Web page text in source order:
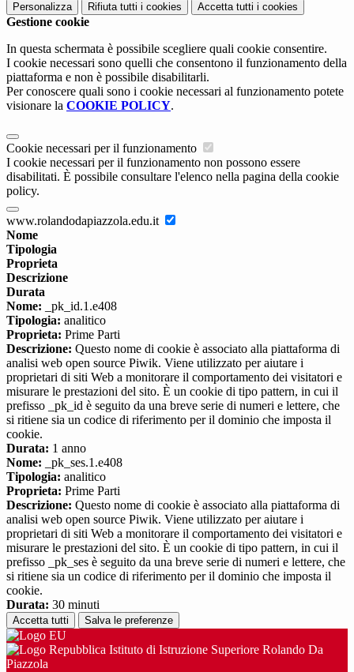
Personalizza Rifiuta tutti i cookies Accetta tutti i cookies
Gestione cookie
In questa schermata è possibile scegliere quali cookie consentire.
I cookie necessari sono quelli che consentono il funzionamento della
piattaforma e non è possibile disabilitarli.
Per conoscere quali sono i cookie necessari al funzionamento potete
visionare la COOKIE POLICY.
Cookie necessari per il funzionamento
I cookie necessari per il funzionamento non possono essere
disabilitati. È possibile consultare l'elenco nella pagina della cookie
policy.
www.rolandodapiazzola.edu.it
Nome
Tipologia
Proprieta
Descrizione
Durata
Nome: _pk_id.1.e408
Tipologia: analitico
Proprieta: Prime Parti
Descrizione: Questo nome di cookie è associato alla piattaforma di
analisi web open source Piwik. Viene utilizzato per aiutare i
proprietari di siti Web a monitorare il comportamento dei visitatori e
misurare le prestazioni del sito. È un cookie di tipo pattern, in cui il
prefisso _pk_id è seguito da una breve serie di numeri e lettere, che
si ritiene sia un codice di riferimento per il dominio che imposta il
cookie.
Durata: 1 anno
Nome: _pk_ses.1.e408
Tipologia: analitico
Proprieta: Prime Parti
Descrizione: Questo nome di cookie è associato alla piattaforma di
analisi web open source Piwik. Viene utilizzato per aiutare i
proprietari di siti Web a monitorare il comportamento dei visitatori e
misurare le prestazioni del sito. È un cookie di tipo pattern, in cui il
prefisso _pk_ses è seguito da una breve serie di numeri e lettere, che
si ritiene sia un codice di riferimento per il dominio che imposta il
cookie.
Durata: 30 minuti
Accetta tutti Salva le preferenze
Istituto di Istruzione Superiore Rolando Da
Piazzola